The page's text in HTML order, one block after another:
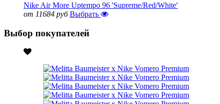
Nike Air More Uptempo 96 'Supreme/Red/White'
от 11684 руб Выбрать
Выбор покупателей